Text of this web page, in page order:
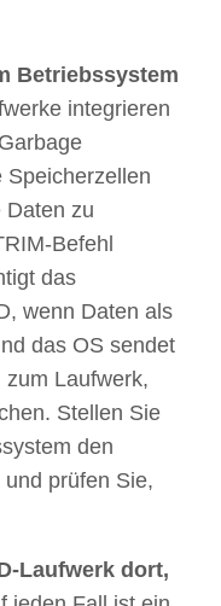
Betriebssystem
integrieren
Speicherzellen
Daten zu
Befehl
das
wenn Daten als
das OS sendet
Laufwerk,
Stellen Sie
den
prüfen Sie,
Laufwerk dort,